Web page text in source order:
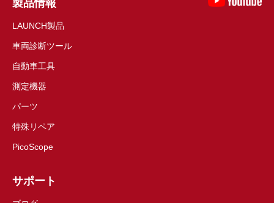
製品情報
LAUNCH製品
車両診断ツール
自動車工具
測定機器
パーツ
特殊リペア
PicoScope
サポート